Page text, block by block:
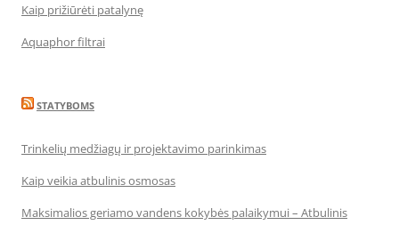
Kaip prižiūrėti patalynę
Aquaphor filtrai
STATYBOMS
Trinkelių medžiagų ir projektavimo parinkimas
Kaip veikia atbulinis osmosas
Maksimalios geriamo vandens kokybės palaikymui – Atbulinis